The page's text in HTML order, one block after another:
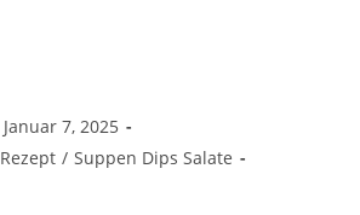
Januar 7, 2025
Rezept / Suppen Dips Salate